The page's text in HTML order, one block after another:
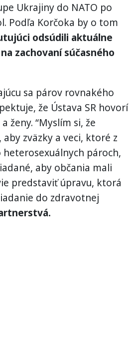
Ukrajiny do NATO po
Podľa Korčoka by o tom
odsúdili aktuálne
zachovaní súčasného
sa párov rovnakého
že Ústava SR hovorí
ženy. “Myslím si, že
zväzky a veci, ktoré z
pároch,
aby občania mali
predstaviť úpravu, ktorá
do zdravotnej